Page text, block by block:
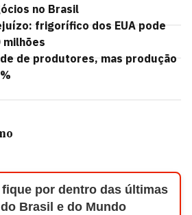
no Brasil
frigorífico dos EUA pode
milhões
de produtores, mas produção
fique por dentro das últimas
Brasil e do Mundo